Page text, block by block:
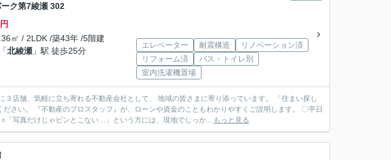
ク第7綾瀬 302
㎡ / 2LDK /築43年 /5階建
「北綾瀬 」駅 徒歩25分
エレベーター 耐震構造
リノベーション済
リフォーム済
バス・トイレ別
室内洗濯機置場
説明します。 〇平日
「写真だけじゃピンとこない…」という方には、現地でしっか... もっと見る